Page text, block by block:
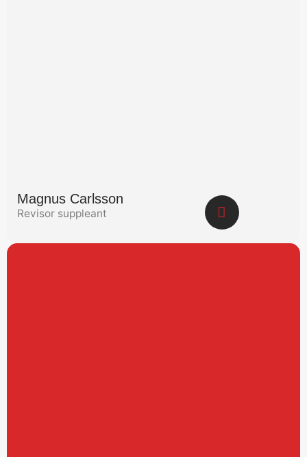
Magnus Carlsson
Revisor suppleant